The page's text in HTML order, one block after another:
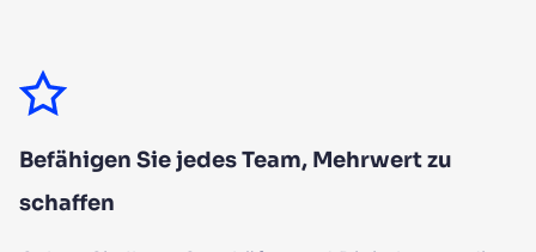
Befähigen Sie jedes Team, Mehrwert zu
schaffen